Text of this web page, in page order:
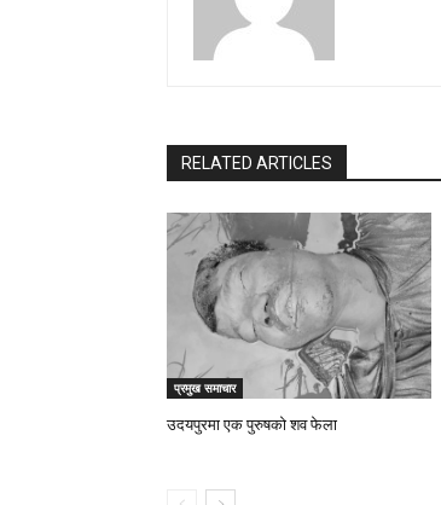
RELATED ARTICLES
प्रमुख समाचार
उदयपुरमा एक पुरुषको शव फेला